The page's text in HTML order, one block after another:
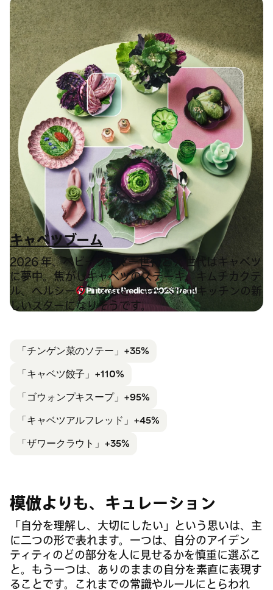
キャベツブーム
2026 年、ベビーブーマー世代と X 世代はキャベツ
に夢中。焦がしキャベツのステーキ、キムチカクテ
ル、ヘルシータコスなど、キャベツがキッチンの新
しいスターになりそうです。
「チンゲン菜のソテー」 +35%
「キャベツ餃子」+110%
「ゴウォンプキスープ」+95%
「キャベツアルフレッド」+45%
「ザワークラウト」+35%
模倣よりも、キュレーション
「自分を理解し、大切にしたい」という思いは、主
に二つの形で表れます。一つは、自分のアイデン
ティティのどの部分を人に見せるかを慎重に選ぶこ
と。もう一つは、ありのままの自分を素直に表現す
ることです。これまでの常識やルールにとらわれ